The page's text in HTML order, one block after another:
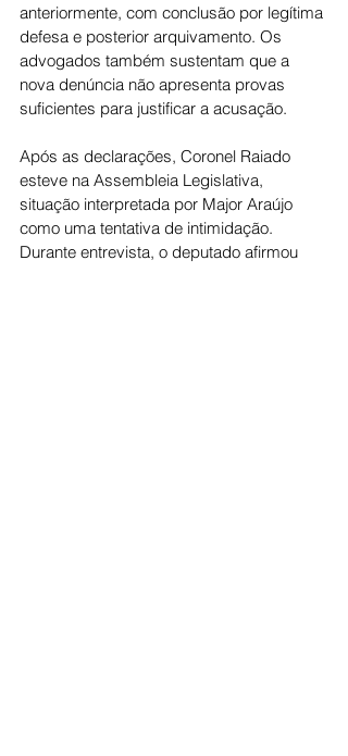
anteriormente, com conclusão por legítima
defesa e posterior arquivamento. Os
advogados também sustentam que a
nova denúncia não apresenta provas
suficientes para justificar a acusação.
Após as declarações, Coronel Raiado
esteve na Assembleia Legislativa,
situação interpretada por Major Araújo
como uma tentativa de intimidação.
Durante entrevista, o deputado afirmou